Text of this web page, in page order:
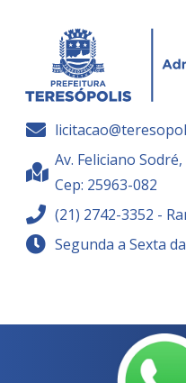
Av. Feliciano
Cep: 25963-082
(21) 2742-3352 -
Segunda a Sexta